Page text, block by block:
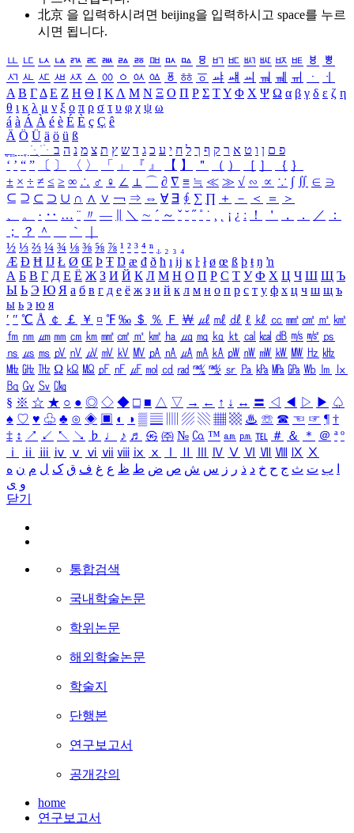
北京 을 입력하시려면 beijing을 입력하시고 space를 누르
시면 됩니다.
ㅥ ㅦ ㅧ ㅨ ㅩ ㅪ ㅫ ㅬ ㅭ ㅮ ㅯ ㅰ ㅱ ㅲ ㅳ ㅴ ㅵ ㅶ ㅷ ㅸ
ㅹ
ㅺ ㅻ ㅼ ㅽ ㅾ ㅿ ㆀ ㆁ ㆂ ㆃ ㆄ ㆅ ㆆ ㆇ ㆈ ㆉ ㆊ ㆋ ㆌ ㆍ
ㆎ
Α Β ΓΔ Ε Ζ Η Θ Ι ΚΛ Μ Ν Ξ Ο Π Ρ Σ ΤΥ Φ Χ Ψ Ω α β γ δ ε ζ η
θ ι κ λ μ ν ξ ο π ρ σ τ υ φ χ ψ ω
á à Á À é è É È ç Ç ê
Ä Ö Ü ä ö ü ß
ִֶֹ ֻּ ׁׂ פ ם ן ו ט א ר ק ף ך ל ח י ע כ ג ד ש ץ ת צ מ נ ה ב
‘ ’ “ ” 〔 〕 〈 〉 「 」 『 』 【 】 ＂ （ ） ［ ］ ｛ ｝
± × ÷ ≠ ≤ ≥ ∞ ∴ ♂ ♀ ∠ ⊥ ⌒ ∂ ∇ ≡ ≒ ≪ ≫ √ ∽ ∝ ∵ ∫ ∬ ∈ ∋
⊆ ⊇ ⊂ ⊃ ∪ ∩ ∧ ∨ ￢ ⇒ ⇔ ∀ ∃ ∮ ∑ ∏ ＋ － ＜ ＝
＞
、
。 · ‥ … ¨ 〃 ― ＼ ∼ ´ ～ ˇ ˘ ˝ ˚ ˙ ¸ ¡ ¿ ː ！ ＇ ， ． ／
：
；
？ ＾ ｀
½ ⅓ ⅔ ¼ ¾ ⅛ ⅜ ⅝ ⅞ ¹ ² ³ ⁴ ⁿ ₁ ₂ ₃ ₄
Æ Ð Ħ Ĳ Ł Ø Œ Þ Ŧ Ŋ æ đ ð ħ ı ĳ ĸ ŀ ł ø œ ß þ ŧ ŋ ŉ
А Б В Г Д Е Ё Ж З И Й К Л М Н О П Р С Т У Ф Х Ц Ч Ш Щ Ъ
Ы Ь Э Ю Я а б в г д е ё ж з и й к л м н о п р с т у ф х ц ч ш щ ъ
ы ь э ю я
′ ″ ℃ Å ￠ ￡ ￥ ¤ ℉ ‰ ＄ ％ Ｆ ￦ ㎕ ㎖ ㎗ ℓ ㎘ ㏄ ㎣ ㎤ ㎥ ㎦
㎙ ㎚ ㎛ ㎜ ㎝ ㎞ ㎟ ㎠ ㎡ ㎢ ㏊ ㎍ ㎎ ㎏ ㏏ ㎈ ㎉ ㏈ ㎧ ㎨ ㎰
㎱ ㎲ ㎳ ㎴ ㎵ ㎶ ㎷ ㎸ ㎹ ㎀ ㎁ ㎂ ㎃ ㎄ ㎺ ㎻ ㎽ ㎾ ㎿ ㎐ ㎑
㎒ ㎓ ㎔ Ω ㏀ ㏁ ㎊ ㎋ ㎌ ㏖ ㏅ ㎭ ㎮ ㎯ ㏛ ㎩ ㎪ ㎫ ㎬ ㏝ ㏐
㏓
㏃ ㏉ ㏜ ㏆
§ ※ ☆ ★ ○ ● ◎ ◇ ◆ □ ■ △ ▽ → ← ↑ ↓ ↔ 〓 ◁ ◀ ▷ ▶ ♤
♠ ♡ ♥ ♧ ♣ ⊙ ◈ ▣ ◐ ◑ ▒ ▤ ▨ ▧ ▦ ▩ ♨ ☏ ☎ ☜ ☞ ¶ †
‡ ↕ ↗ ↙ ↖ ↘ ♭ ♩ ♪ ♬ ㉿ ㈜ № ㏇ ™ ㏂ ㏘ ℡ ＃ ＆ ＊ ＠ ª º
ⅰ
ⅱ ⅲ ⅳ ⅴ ⅵ ⅶ ⅷ ⅸ ⅹ Ⅳ Ⅴ Ⅵ Ⅶ Ⅷ Ⅸ Ⅹ
ب ت ث ج ح خ د ذ ر ز س ش ص ض ط ظ ع غ ف ق ک ل م ن ه
و ی
닫기
통합검색
국내학술논문
학위논문
해외학술논문
학술지
단행본
연구보고서
공개강의
home
연구보고서